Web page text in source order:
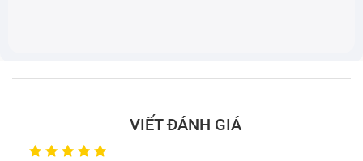
VIẾT ĐÁNH GIÁ